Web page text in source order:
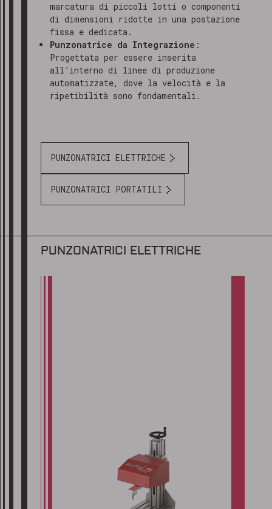
marcatura di piccoli lotti o componenti
di dimensioni ridotte in una postazione
fissa e dedicata.
Punzonatrice da Integrazione :
Progettata per essere inserita
all’interno di linee di produzione
automatizzate, dove la velocità e la
ripetibilità sono fondamentali.
PUNZONATRICI ELETTRICHE
PUNZONATRICI PORTATILI
PUNZONATRICI ELETTRICHE